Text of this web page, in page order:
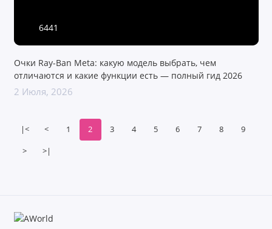
6441
Очки Ray-Ban Meta: какую модель выбрать, чем
отличаются и какие функции есть — полный гид 2026
2 Июля, 2026
|< < 1 2 3 4 5 6 7 8 9
> >|